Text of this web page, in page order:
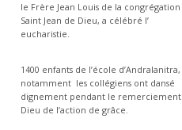
le Frère Jean Louis de la congrégation
Saint Jean de Dieu, a célébré l’
eucharistie.
1400 enfants de l’école d’Andralanitra,
notamment les collégiens ont dansé
dignement pendant le remerciement
Dieu de l’action de grâce.